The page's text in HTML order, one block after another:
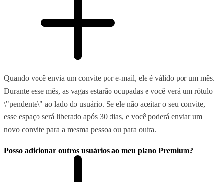
Quando você envia um convite por e-mail, ele é válido por um mês.
Durante esse mês, as vagas estarão ocupadas e você verá um rótulo
\"pendente\" ao lado do usuário. Se ele não aceitar o seu convite,
esse espaço será liberado após 30 dias, e você poderá enviar um
novo convite para a mesma pessoa ou para outra.
Posso adicionar outros usuários ao meu plano Premium?